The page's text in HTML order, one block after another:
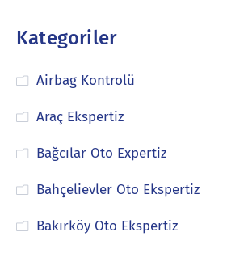
Kategoriler
Airbag Kontrolü
Araç Ekspertiz
Bağcılar Oto Expertiz
Bahçelievler Oto Ekspertiz
Bakırköy Oto Ekspertiz